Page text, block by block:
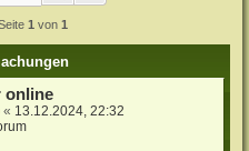
1 von 1
online
« 13.12.2024, 22:32